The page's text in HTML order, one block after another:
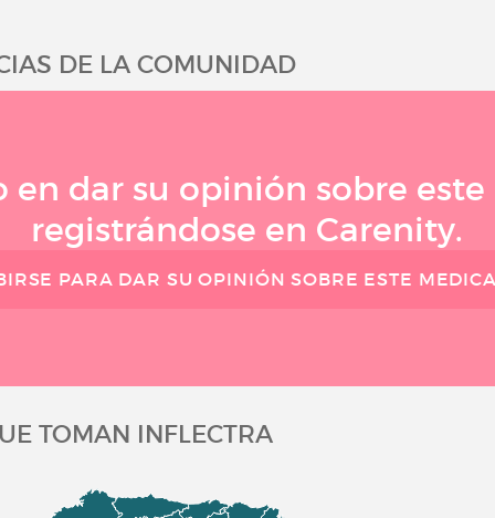
DE LA COMUNIDAD
en dar su opinión sobre
registrándose en Carenity.
PARA DAR SU OPINIÓN SOBRE ESTE
TOMAN INFLECTRA